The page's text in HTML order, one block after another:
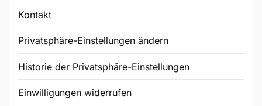
Kontakt
Privatsphäre-Einstellungen ändern
Historie der Privatsphäre-Einstellungen
Einwilligungen widerrufen